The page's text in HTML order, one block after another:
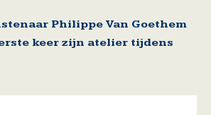
Philippe Van Goethem
keer zijn atelier tijdens